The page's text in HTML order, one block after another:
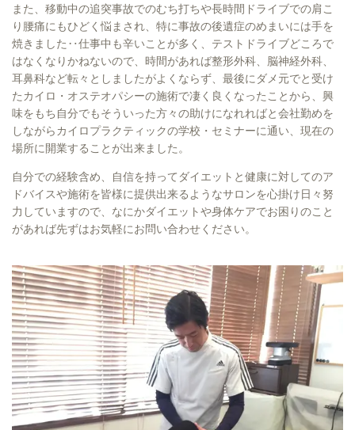
また、移動中の追突事故でのむち打ちや長時間ドライブでの肩こ
り腰痛にもひどく悩まされ、特に事故の後遺症のめまいには手を
焼きました‥仕事中も辛いことが多く、テストドライブどころで
はなくなりかねないので、時間があれば整形外科、脳神経外科、
耳鼻科など転々としましたがよくならず、最後にダメ元でと受け
たカイロ・オステオパシーの施術で凄く良くなったことから、興
味をもち自分でもそういった方々の助けになれればと会社勤めを
しながらカイロプラクティックの学校・セミナーに通い、現在の
場所に開業することが出来ました。
自分での経験含め、自信を持ってダイエットと健康に対してのア
ドバイスや施術を皆様に提供出来るようなサロンを心掛け日々努
力していますので、なにかダイエットや身体ケアでお困りのこと
があれば先ずはお気軽にお問い合わせください。